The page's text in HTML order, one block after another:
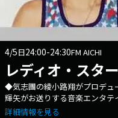
4/5日24:00-24:30FM AICHI
レディオ・スタ
◆気志團の綾小路翔がプロデュ
輝矢がお送りする音楽エンタ
ートするのは、元アイドルで現
詳細情報を見る